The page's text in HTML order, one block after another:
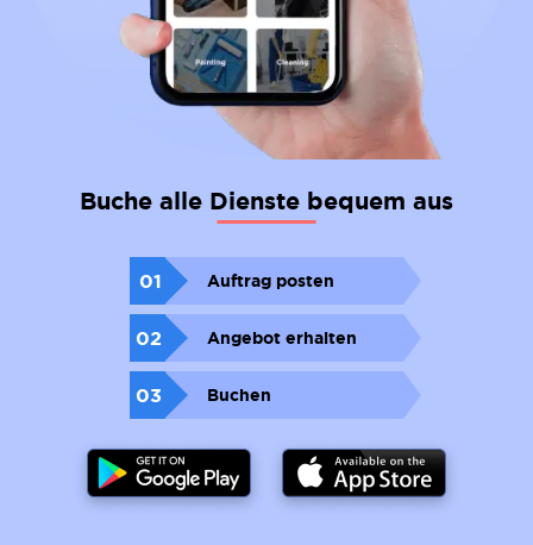
Buche alle Dienste bequem aus
01 Auftrag posten
02 Angebot erhalten
03 Buchen